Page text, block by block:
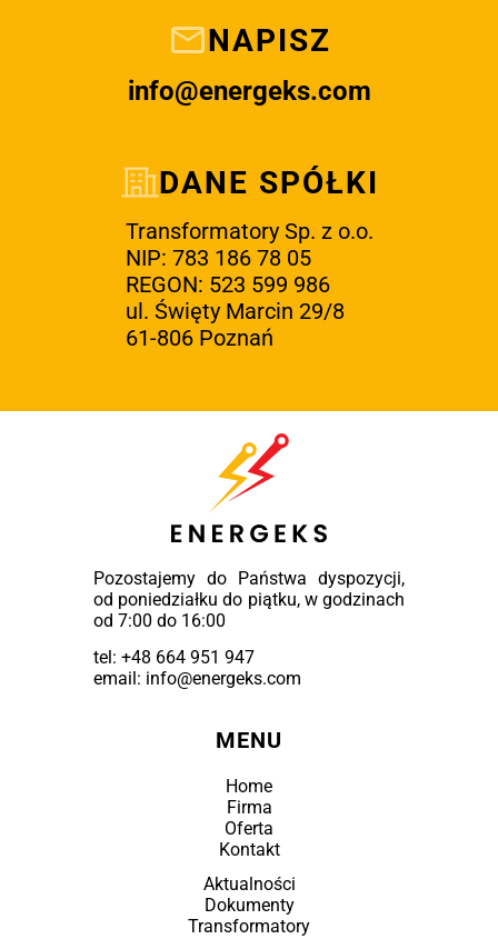
NAPISZ
info@energeks.com
DANE SPÓŁKI
Transformatory Sp. z o.o.
NIP: 783 186 78 05
REGON: 523 599 986
ul. Święty Marcin 29/8
61-806 Poznań
Pozostajemy do Państwa dyspozycji,
od poniedziałku do piątku, w godzinach
od 7:00 do 16:00
tel: +48 664 951 947
email: info@energeks.com
MENU
Home
Firma
Oferta
Kontakt
Aktualności
Dokumenty
Transformatory